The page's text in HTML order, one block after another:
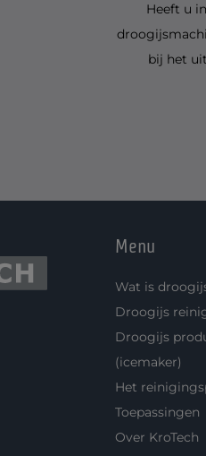
Heeft u
bij het
Menu
Wat is
Droogijs
Droogijs
(icemaker)
Het
Toepassingen
Over KroTech